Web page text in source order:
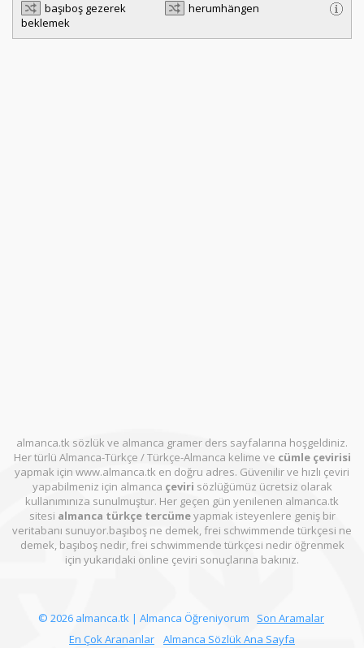
başıboş gezerek
beklemek
herumhängen
almanca.tk sözlük ve almanca gramer ders sayfalarına hoşgeldiniz.
Her türlü Almanca-Türkçe / Türkçe-Almanca kelime ve cümle çevirisi
yapmak için www.almanca.tk en doğru adres. Güvenilir ve hızlı çeviri
yapabilmeniz için almanca çeviri sözlüğümüz ücretsiz olarak
kullanımınıza sunulmuştur. Her geçen gün yenilenen almanca.tk
sitesi almanca türkçe tercümeyapmak isteyenlere geniş bir
veritabanı sunuyor.başıboş ne demek, frei schwimmende türkçesi ne
demek, başıboş nedir, frei schwimmende türkçesi nedir öğrenmek
için yukarıdaki online çeviri sonuçlarına bakınız.
© 2026 almanca.tk | Almanca Öğreniyorum
Son Aramalar
En Çok Arananlar
Almanca Sözlük Ana Sayfa